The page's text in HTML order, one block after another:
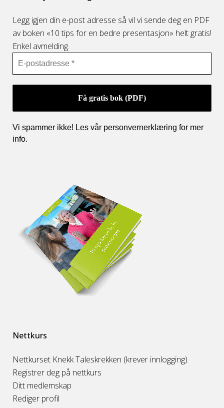
Legg igjen din e-post adresse så vil vi sende deg en PDF
av boken «10 tips for en bedre presentasjon» helt gratis!
Enkel avmelding.
Vi spammer ikke! Les vår personvernerklæring for mer
info.
Nettkurs
Nettkurset Knekk Taleskrekken (krever innlogging)
Registrer deg på nettkurs
Ditt medlemskap
Rediger profil